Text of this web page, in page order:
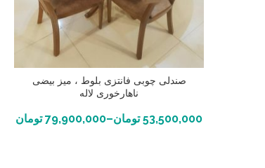
صندلی چوبی فانتزی بلوط ، میز بیضی
ناهارخوری لاله
53,500,000 تومان–
79,900,000 تومان انتخاب گزینه ها